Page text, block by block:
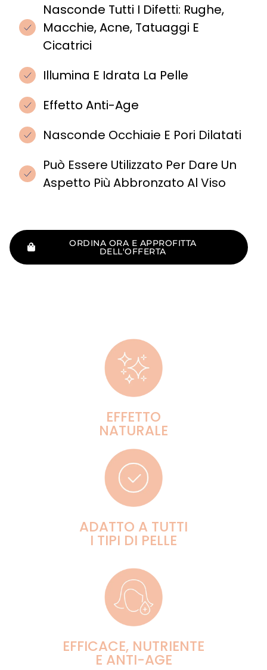
Nasconde Tutti I Difetti: Rughe,
Macchie, Acne, Tatuaggi E
Cicatrici
Illumina E Idrata La Pelle
Effetto Anti-Age
Nasconde Occhiaie E Pori Dilatati
Può Essere Utilizzato Per Dare Un
Aspetto Più Abbronzato Al Viso
ORDINA ORA E APPROFITTA
DELL'OFFERTA
EFFETTO
NATURALE
ADATTO A TUTTI
I TIPI DI PELLE
EFFICACE, NUTRIENTE
E ANTI-AGE